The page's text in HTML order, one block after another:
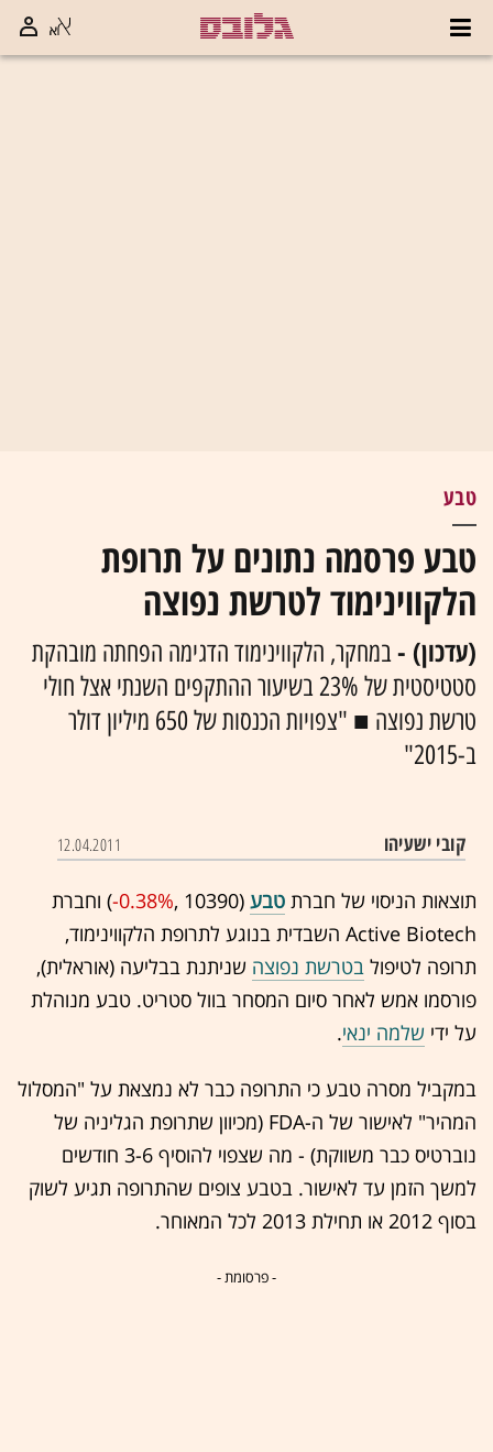
טבע
טבע פרסמה נתונים על תרופת
הלקווינימוד לטרשת נפוצה
(עדכון) -במחקר, הלקווינימוד הדגימה הפחתה מובהקת
סטטיסטית של 23% בשיעור ההתקפים השנתי אצל חולי
טרשת נפוצה ■ "צפויות הכנסות של 650 מיליון דולר
ב-2015"
קובי ישעיהו 12.04.2011
תוצאות הניסוי של חברת טבע (10390 ,‎
-0.38%‏) וחברת
Active Biotech השבדית בנוגע לתרופת הלקווינימוד,
תרופה לטיפול בטרשת נפוצה שניתנת בבליעה (אוראלית),
פורסמו אמש לאחר סיום המסחר בוול סטריט. טבע מנוהלת
על ידי שלמה ינאי.
במקביל מסרה טבע כי התרופה כבר לא נמצאת על "המסלול
המהיר" לאישור של ה-FDA (מכיוון שתרופת הגליניה של
נוברטיס כבר משווקת) - מה שצפוי להוסיף 3-6 חודשים
למשך הזמן עד לאישור. בטבע צופים שהתרופה תגיע לשוק
בסוף 2012 או תחילת 2013 לכל המאוחר.
- פרסומת -